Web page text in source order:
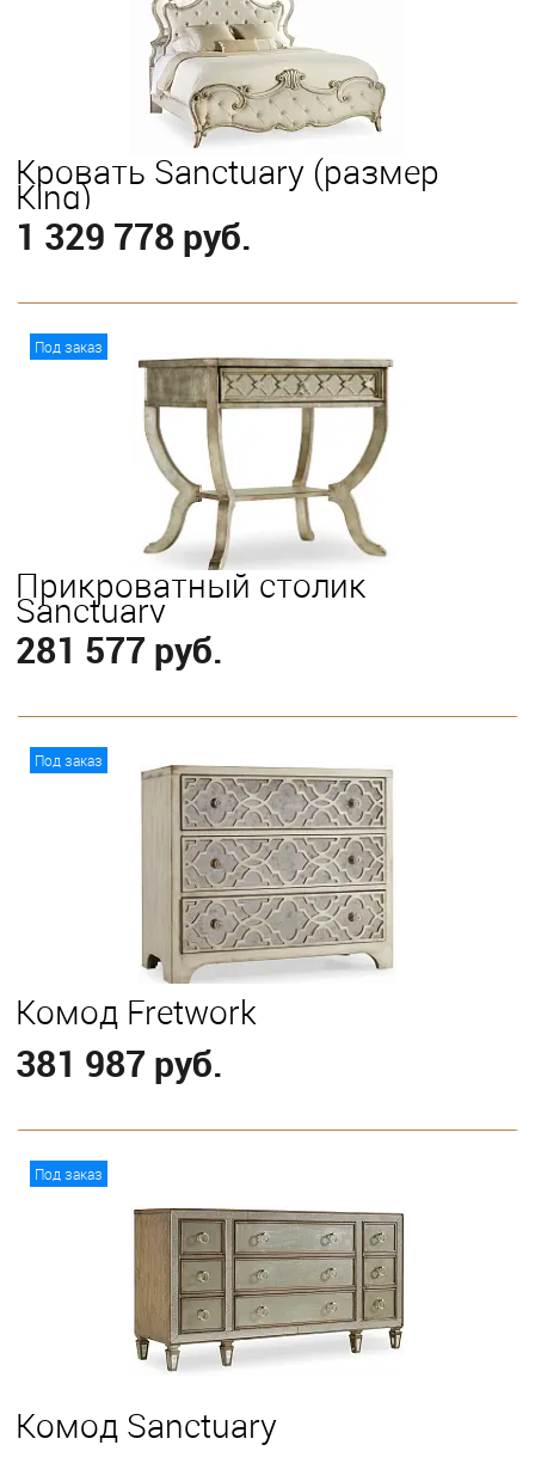
Кровать Sanctuary (размер
King)
1 329 778 руб.
Под заказ
Прикроватный столик
Sanctuary
281 577 руб.
Под заказ
Комод Fretwork
381 987 руб.
Под заказ
Комод Sanctuary